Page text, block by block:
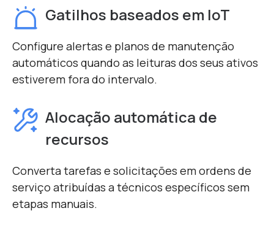
Gatilhos baseados em IoT
Configure alertas e planos de manutenção
automáticos quando as leituras dos seus ativos
estiverem fora do intervalo.
Alocação automática de
recursos
Converta tarefas e solicitações em ordens de
serviço atribuídas a técnicos específicos sem
etapas manuais.